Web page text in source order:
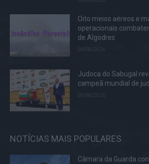
Oito meios aéreos e
operacionais
de Algodres
08/08/2026
Judoca do Sabugal
campeã mundial de
08/08/2026
NOTÍCIAS MAIS POPULARES
Câmara da Guarda